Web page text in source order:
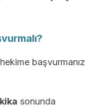
başvurmanız
sonunda